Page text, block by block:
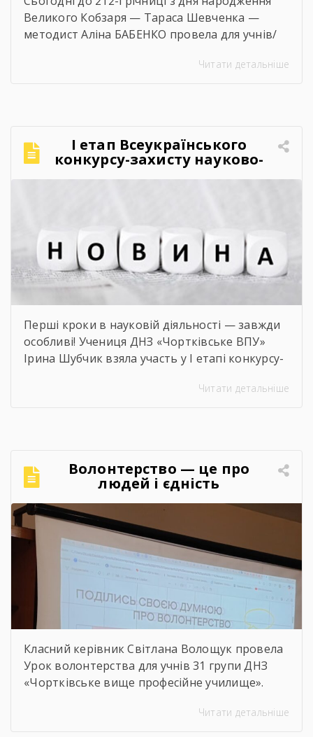
Великого Кобзаря — Тараса Шевченка —
методист Аліна БАБЕНКО провела для учнів/
закладу інтерактивний захід «Кобзар
поезії, а також разом виконали безсмертний
[…]
Читати детальніше
І етап Всеукраїнського
конкурсу-захисту науково-
дослідницьких робіт учнів-
Перші кроки в науковій діяльності — завжди
особливі! Учениця ДНЗ «Чортківське ВПУ»
Ірина Шубчик взяла участь у І етапі конкурсу-
«Сучасний стан та перспективи розвитку
аналізом та прагненням осмислити сучасні
виклики й перспективи розвитку аграрної
сфери Чортківського […]
Читати детальніше
Волонтерство — це про
людей і єдність
Класний керівник Світлана Волощук провела
Урок волонтерства для учнів 31 групи ДНЗ
«Чортківське вище професійне училище».
урок відбувся онлайн, у живому спілкуванні, з
Читати детальніше